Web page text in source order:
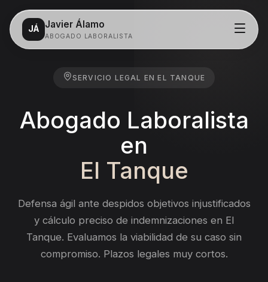
JÁ Javier Álamo
ABOGADO LABORALISTA
Salarios
Contacto
SERVICIO LEGAL ENEL TANQUE
Abogado Laboralista
en
El Tanque
Defensa ágil ante despidos objetivos injustificados
y cálculo preciso de indemnizaciones en El
Tanque. Evaluamos la viabilidad de su caso sin
compromiso. Plazos legales muy cortos.